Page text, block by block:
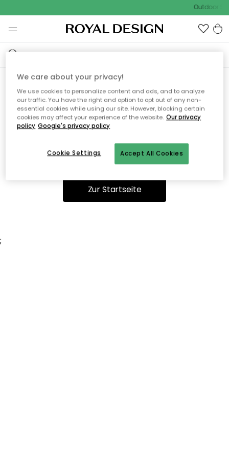
Outdoor
Ooops, die Seite wurde nicht
gefunden.
Sie können auf unserer Startseiteweiter navigieren.
Zur Startseite
;
We care about your privacy!
We use cookies to personalize content and ads, and to analyze
our traffic. You have the right and option to opt out of any non-
essential cookies while using our site. However, blocking certain
cookies may affect your experience of the website. Our privacy
policy Google's privacy policy
Accept All Cookies
Cookie Settings